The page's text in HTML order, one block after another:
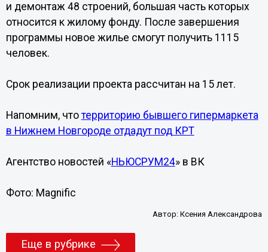
и демонтаж 48 строений, большая часть которых
относится к жилому фонду. После завершения
программы новое жилье смогут получить 1115
человек.
Срок реализации проекта рассчитан на 15 лет.
Напомним, что территорию бывшего гипермаркета
в Нижнем Новгороде отдадут под КРТ
Агентство новостей «НЬЮСРУМ24» в ВК
Фото: Magnific
Автор:Ксения Александрова
Еще в рубрике